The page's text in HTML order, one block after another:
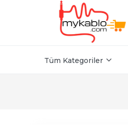
Tüm Kategoriler